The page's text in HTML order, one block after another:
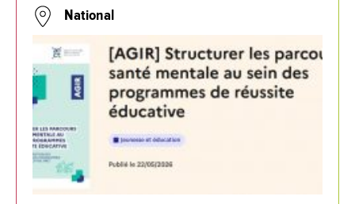
National